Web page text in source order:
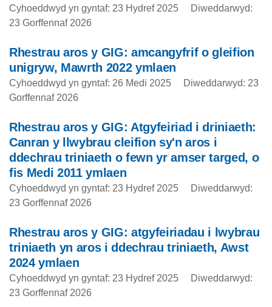
Cyhoeddwyd yn gyntaf: 23 Hydref 2025
Diweddarwyd:
23 Gorffennaf 2026
Rhestrau aros y GIG: amcangyfrif o gleifion
unigryw, Mawrth 2022 ymlaen
Cyhoeddwyd yn gyntaf: 26 Medi 2025
Diweddarwyd: 23
Gorffennaf 2026
Rhestrau aros y GIG: Atgyfeiriad i driniaeth:
Canran y llwybrau cleifion sy'n aros i
ddechrau triniaeth o fewn yr amser targed, o
fis Medi 2011 ymlaen
Cyhoeddwyd yn gyntaf: 23 Hydref 2025
Diweddarwyd:
23 Gorffennaf 2026
Rhestrau aros y GIG: atgyfeiriadau i lwybrau
triniaeth yn aros i ddechrau triniaeth, Awst
2024 ymlaen
Cyhoeddwyd yn gyntaf: 23 Hydref 2025
Diweddarwyd:
23 Gorffennaf 2026